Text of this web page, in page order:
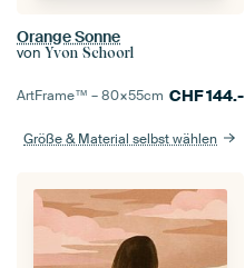
Orange Sonne
von Yvon Schoorl
ArtFrame™ –80×55cm CHF144.-
Größe & Material selbst wählen